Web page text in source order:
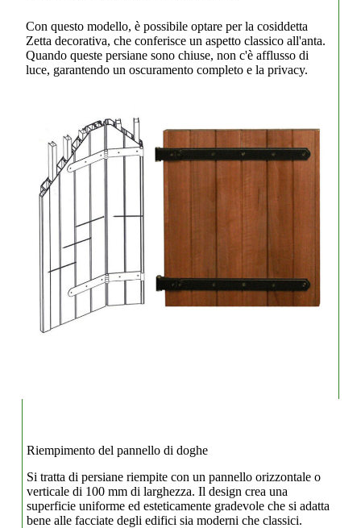
Con questo modello, è possibile optare per la cosiddetta
Zetta decorativa, che conferisce un aspetto classico all'anta.
Quando queste persiane sono chiuse, non c'è afflusso di
luce, garantendo un oscuramento completo e la privacy.
Riempimento del pannello di doghe
Si tratta di persiane riempite con un pannello orizzontale o
verticale di 100 mm di larghezza. Il design crea una
superficie uniforme ed esteticamente gradevole che si adatta
bene alle facciate degli edifici sia moderni che classici.